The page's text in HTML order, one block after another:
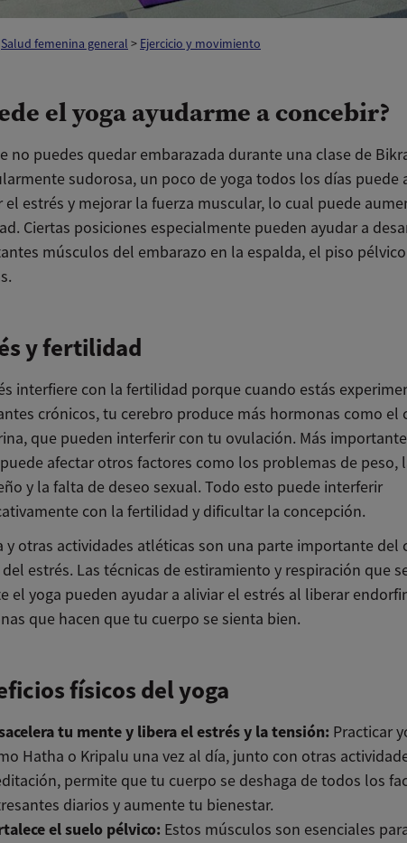
Salud femenina general > Ejercicio y movimiento
el yoga ayudarme a concebir?
no puedes quedar embarazada durante una clase de
sudorosa, un poco de yoga todos los días puede
el estrés y mejorar la fuerza muscular, lo cual puede
Ciertas posiciones especialmente pueden ayudar a
músculos del embarazo en la espalda, el piso
y fertilidad
interfiere con la fertilidad porque cuando estás
crónicos, tu cerebro produce más hormonas como el
que pueden interferir con tu ovulación. Más
afectar otros factores como los problemas de peso,
y la falta de deseo sexual. Todo esto puede interferir
con la fertilidad y dificultar la concepción.
y otras actividades atléticas son una parte importante del
del estrés. Las técnicas de estiramiento y respiración que
el yoga pueden ayudar a aliviar el estrés al liberar
que hacen que tu cuerpo se sienta bien.
físicos del yoga
tu mente y libera el estrés y la tensión: Practicar
Hatha o Kripalu una vez al día, junto con otras
permite que tu cuerpo se deshaga de todos los
diarios y aumente tu bienestar.
el suelo pélvico: Estos músculos son esenciales